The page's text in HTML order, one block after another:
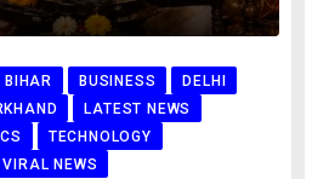
BIHAR BUSINESS
DELHI
LATEST NEWS
TECHNOLOGY
VIRAL NEWS